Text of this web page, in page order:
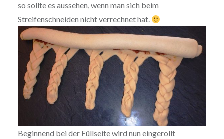
so sollte es aussehen, wenn man sich beim
Streifenschneiden nicht verrechnet hat.
Beginnend bei der Füllseite wird nun eingerollt